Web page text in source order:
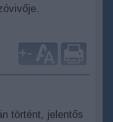
+-
történt, jelentős